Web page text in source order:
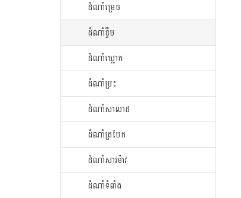
ដំណាំម្រេច
ដំណាំខ្ទឹម
ដំណាំឃ្លោក
ដំណាំម្រះ
ដំណាំសាលាដ
ដំណាំត្របែក
ដំណាំសាវម៉ាវ
ដំណាំទំពាំង